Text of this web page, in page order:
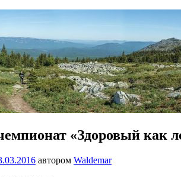
«Здоровый как
автором Waldemar